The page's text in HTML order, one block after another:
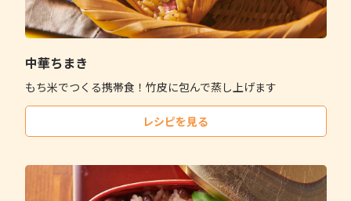
中華ちまき
もち米でつくる携帯食！竹皮に包んで蒸し上げます
レシピを見る